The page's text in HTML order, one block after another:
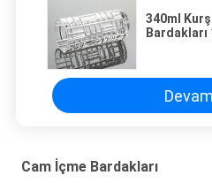
340ml
Bardakları
Cam İçme Bardakları